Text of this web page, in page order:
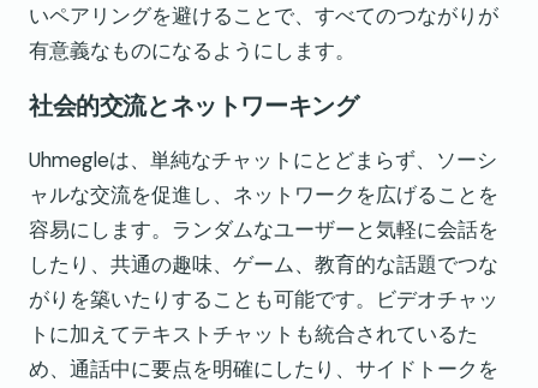
いペアリングを避けることで、すべてのつながりが
有意義なものになるようにします。
社会的交流とネットワーキング
Uhmegleは、単純なチャットにとどまらず、ソーシ
ャルな交流を促進し、ネットワークを広げることを
容易にします。ランダムなユーザーと気軽に会話を
したり、共通の趣味、ゲーム、教育的な話題でつな
がりを築いたりすることも可能です。ビデオチャッ
トに加えてテキストチャットも統合されているた
め、通話中に要点を明確にしたり、サイドトークを